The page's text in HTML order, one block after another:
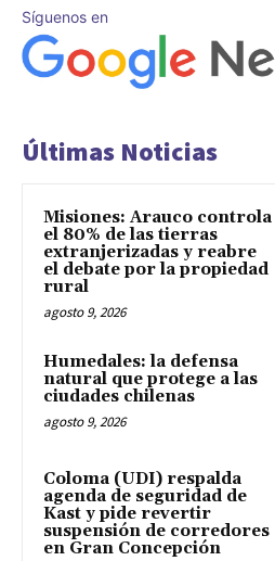
Síguenos en
Últimas Noticias
Misiones: Arauco controla
el 80% de las tierras
extranjerizadas y reabre
el debate por la propiedad
rural
agosto 9, 2026
Humedales: la defensa
natural que protege a las
ciudades chilenas
agosto 9, 2026
Coloma (UDI) respalda
agenda de seguridad de
Kast y pide revertir
suspensión de corredores
en Gran Concepción